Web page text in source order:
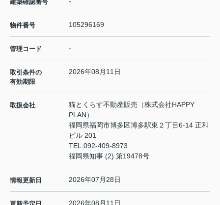
建築確認番号
物件番号 105296169
管理コード -
取引条件の
有効期限
2026年08月11日
取扱会社
猫とくらす不動産販売（株式会社HAPPY
PLAN）
福岡県福岡市博多区博多駅東２丁目6-14 正和
ビル 201
TEL:092-409-8973
福岡県知事 (2) 第19478号
情報更新日 2026年07月28日
2026年08月11日